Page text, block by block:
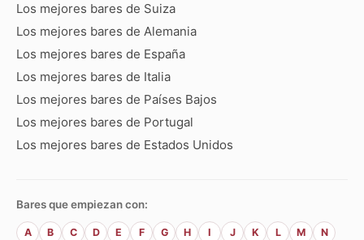
Los mejores bares de Suiza
Los mejores bares de Alemania
Los mejores bares de España
Los mejores bares de Italia
Los mejores bares de Países Bajos
Los mejores bares de Portugal
Los mejores bares de Estados Unidos
Bares que empiezan con:
A B C D E F G H I J K L M N